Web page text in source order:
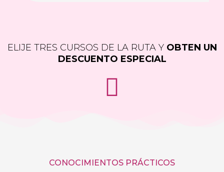
ELIJE TRES CURSOS DE LA RUTA Y OBTEN UN
DESCUENTO ESPECIAL
CONOCIMIENTOS PRÁCTICOS